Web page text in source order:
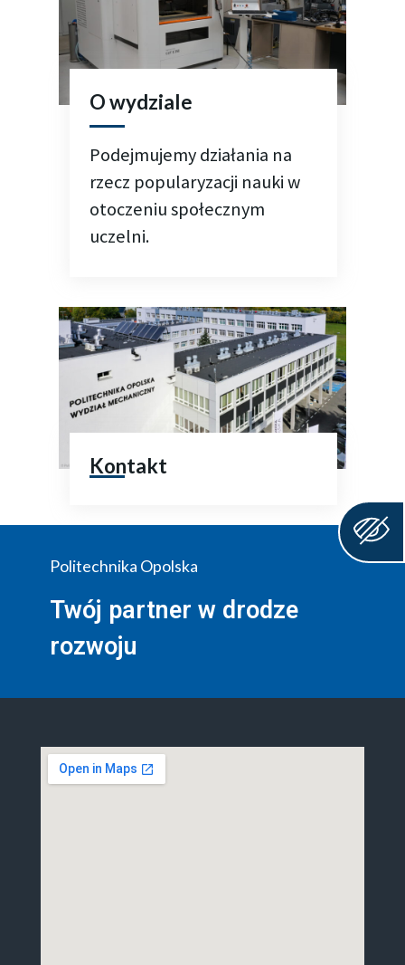
O wydziale
Podejmujemy działania na
rzecz popularyzacji nauki w
otoczeniu społecznym
uczelni.
Kontakt
Politechnika Opolska
Twój partner w drodze
rozwoju